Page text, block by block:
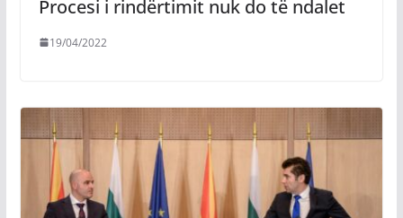
Procesi i rindërtimit nuk do të ndalet
19/04/2022